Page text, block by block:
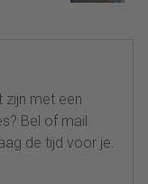
zijn met een
Bel of mail
de tijd voor je.